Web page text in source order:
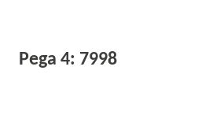
Pega 4: 7998